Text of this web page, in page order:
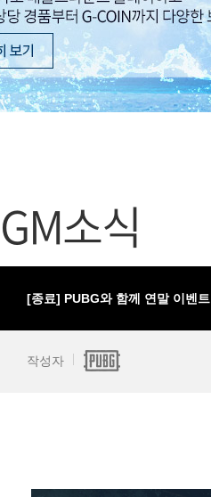
모바일게임
우마무스메 프리티 더비
SMiniz
프렌즈팝콘
프렌즈타운
GM소식
[종료] PUBG와 함께 연말 이벤트
작성자